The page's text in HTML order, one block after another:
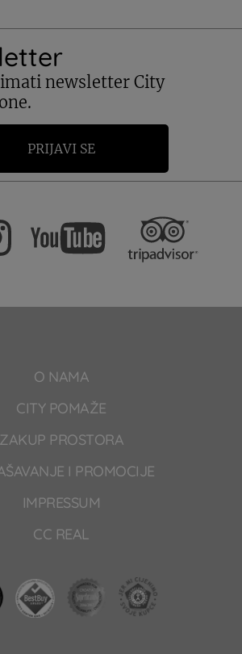
newsletter City
PRIJAVI SE
O NAMA
CITY POMAŽE
ZAKUP PROSTORA
I PROMOCIJE
IMPRESSUM
CC REAL